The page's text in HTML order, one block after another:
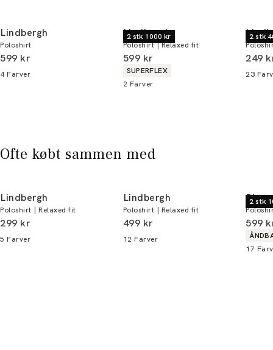
Du kan indløse din bonus 365 dage om året i
alle butikker og online.
Lindbergh
Poloshirt
I alt (inkl. rabat)
599 kr
4 Farver
2 stk 1000 kr
Lindbergh
Poloshirt | Relaxed fit
I alt (inkl. rabat)
599 kr
Produkt egenskaber
SUPERFLEX
2 Farver
2 stk
I alt
249
23
Ofte købt sammen med
Lindbergh
Poloshirt | Relaxed fit
I alt (inkl. rabat)
299 kr
5 Farver
Lindbergh
Poloshirt | Relaxed fit
I alt (inkl. rabat)
499 kr
12 Farver
2 stk
Bison
I alt
599
17